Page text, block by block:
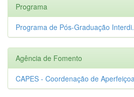
Programa
Programa de Pós-Graduação
Agência de Fomento
CAPES - Coordenação de